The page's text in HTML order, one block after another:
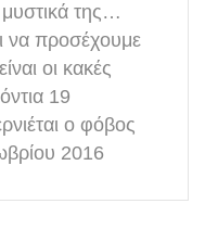
της…
να προσέχουμε
οι κακές
19
ο φόβος
2016